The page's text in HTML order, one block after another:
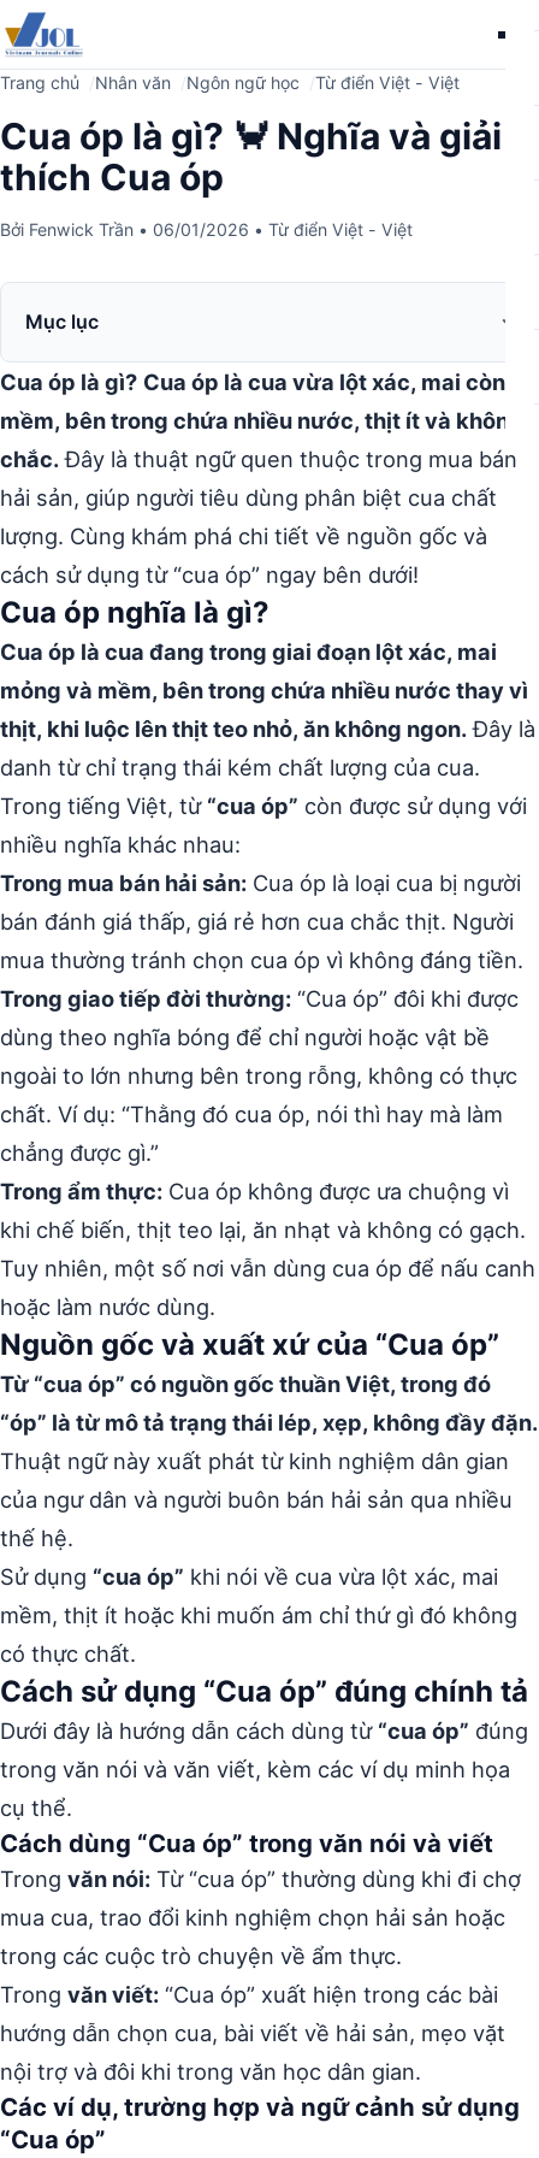
Trang chủ Nhân văn Ngôn ngữ học Từ điển Việt - Việt
Cua óp là gì? 🦀 Nghĩa và giải
thích Cua óp
Bởi Fenwick Trần • 06/01/2026 • Từ điển Việt - Việt
Mục lục
Cua óp là gì? Cua óp là cua vừa lột xác, mai còn
mềm, bên trong chứa nhiều nước, thịt ít và không
chắc.Đây là thuật ngữ quen thuộc trong mua bán
hải sản, giúp người tiêu dùng phân biệt cua chất
lượng. Cùng khám phá chi tiết về nguồn gốc và
cách sử dụng từ “cua óp” ngay bên dưới!
Cua óp nghĩa là gì?
Cua óp là cua đang trong giai đoạn lột xác, mai
mỏng và mềm, bên trong chứa nhiều nước thay vì
thịt, khi luộc lên thịt teo nhỏ, ăn không ngon.Đây là
danh từ chỉ trạng thái kém chất lượng của cua.
Trong tiếng Việt, từ “cua óp” còn được sử dụng với
nhiều nghĩa khác nhau:
Trong mua bán hải sản: Cua óp là loại cua bị người
bán đánh giá thấp, giá rẻ hơn cua chắc thịt. Người
mua thường tránh chọn cua óp vì không đáng tiền.
Trong giao tiếp đời thường: “Cua óp” đôi khi được
dùng theo nghĩa bóng để chỉ người hoặc vật bề
ngoài to lớn nhưng bên trong rỗng, không có thực
chất. Ví dụ: “Thằng đó cua óp, nói thì hay mà làm
chẳng được gì.”
Trong ẩm thực: Cua óp không được ưa chuộng vì
khi chế biến, thịt teo lại, ăn nhạt và không có gạch.
Tuy nhiên, một số nơi vẫn dùng cua óp để nấu canh
hoặc làm nước dùng.
Nguồn gốc và xuất xứ của “Cua óp”
Từ “cua óp” có nguồn gốc thuần Việt, trong đó
“óp” là từ mô tả trạng thái lép, xẹp, không đầy đặn.
Thuật ngữ này xuất phát từ kinh nghiệm dân gian
của ngư dân và người buôn bán hải sản qua nhiều
thế hệ.
Sử dụng “cua óp” khi nói về cua vừa lột xác, mai
mềm, thịt ít hoặc khi muốn ám chỉ thứ gì đó không
có thực chất.
Cách sử dụng “Cua óp” đúng chính tả
Dưới đây là hướng dẫn cách dùng từ “cua óp” đúng
trong văn nói và văn viết, kèm các ví dụ minh họa
cụ thể.
Cách dùng “Cua óp” trong văn nói và viết
Trong văn nói: Từ “cua óp” thường dùng khi đi chợ
mua cua, trao đổi kinh nghiệm chọn hải sản hoặc
trong các cuộc trò chuyện về ẩm thực.
Trong văn viết: “Cua óp” xuất hiện trong các bài
hướng dẫn chọn cua, bài viết về hải sản, mẹo vặt
nội trợ và đôi khi trong văn học dân gian.
Các ví dụ, trường hợp và ngữ cảnh sử dụng
“Cua óp”